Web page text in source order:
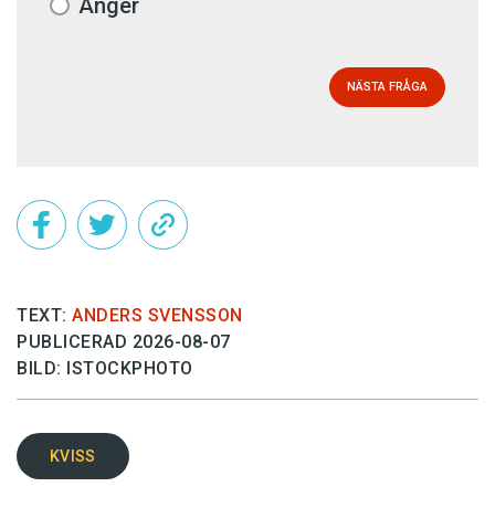
Ånger
NÄSTA FRÅGA
TEXT: ANDERS SVENSSON
PUBLICERAD 2026-08-07
BILD: ISTOCKPHOTO
KVISS